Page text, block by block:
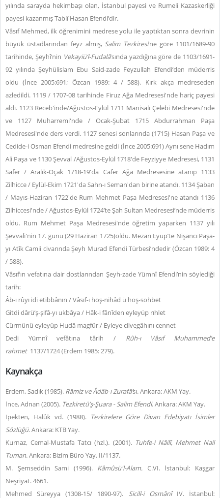
yılında sarayda hekimbaşı olan, İstanbul payesi ve Rumeli Kazaskerliği
payesi kazanmış Tablî Hasan Efendi’dir.
Vâsıf Mehmed, ilk öğrenimini medrese yolu ile yaptıktan sonra devrinin
büyük üstadlarından feyz almış, Salim Tezkiresi’ne göre 1101/1689-90
tarihinde, Şeyhî’nin Vekayiü’l-Fudalâ’sında yazdığına göre de 1103/1691-
92 yılında Şeyhülislam Ebu Said-zade Feyzullah Efendi’den müderris
oldu (İnce 2005:691; Özcan 1989: 4 / 588). Kırk akça medreseden
azledildi. 1119 / 1707-08 tarihinde Firuz Ağa Medresesi'nde hariç payesi
aldı. 1123 Receb'inde/Ağustos-Eylül 1711 Manisalı Çelebi Medresesi'nde
ve 1127 Muharremi'nde / Ocak-Şubat 1715 Abdurrahman Paşa
Medresesi'nde ders verdi. 1127 senesi sonlarında (1715) Hasan Paşa ve
Cedide-i Osman Efendi medresine geldi (İnce 2005:691) Aynı sene Hadım
Ali Paşa ve 1130 Şevval /Ağustos-Eylül 1718'de Feyziyye Medresesi, 1131
Safer / Aralık-Oçak 1718-19'da Cafer Ağa Medresesine atanıp 1133
Zilhicce / Eylül-Ekim 1721'da Sahn-ı Seman'dan birine atandı. 1134 Şaban
/ Mayıs-Haziran 1722'de Rum Mehmet Paşa Medresesi'ne atandı 1136
Zilhiccesi'nde / Ağustos-Eylül 1724’te Şah Sultan Medresesi’nde müderris
oldu. Rum Mehmet Paşa Medresesi'nde öğretim yaparken 1137 yılı
Şevvali'nin 17. günü (29 Haziran 1725)öldü. Mezarı Eyüp’te Nişancı Paşa-
yı Atîk Camii civarında Şeyh Murad Efendi Türbesi’ndedir (Özcan 1989: 4
/ 588).
Vâsıf’ın vefatına dair dostlarından Şeyh-zade Yümnî Efendi’nin söylediği
tarih:
Âb-ı rûyı idi etibbânın / Vâsıf-ı hoş-nihâd ü hoş-sohbet
Gitdi dârü’ş-şifâ-yı ukbâya / Hâk-i fânîden eyleyüp rıhlet
Cürmünü eyleyüp Hudâ magfûr / Eyleye cilvegâhını cennet
Dedi Yümnî vefâtına târih / Rûh-ı Vâsıf Muhammed’e
rahmet 1137/1724 (Erdem 1985: 279).
Kaynakça
Erdem, Sadık (1985). Râmiz ve Âdâb-ı Zurafâ’sı. Ankara: AKM Yay.
İnce, Adnan (2005). Tezkiretü’ş-Şuara - Salim Efendi. Ankara: AKM Yay.
İpekten, Halûk vd. (1988). Tezkirelere Göre Divan Edebiyatı İsimler
Sözlüğü. Ankara: KTB Yay.
Kurnaz, Cemal-Mustafa Tatcı (hzl.). (2001).Tuhfe-i Nâilî, Mehmet Nail
Tuman. Ankara: Bizim Büro Yay. II/1137.
M. Şemseddin Sami (1996). Kâmûsü'l-Alam. C.VI. İstanbul: Kaşgar
Neşriyat. 4661.
Mehmed Süreyya (1308-15/ 1890-97). Sicill-i OsmânîIV. İstanbul: